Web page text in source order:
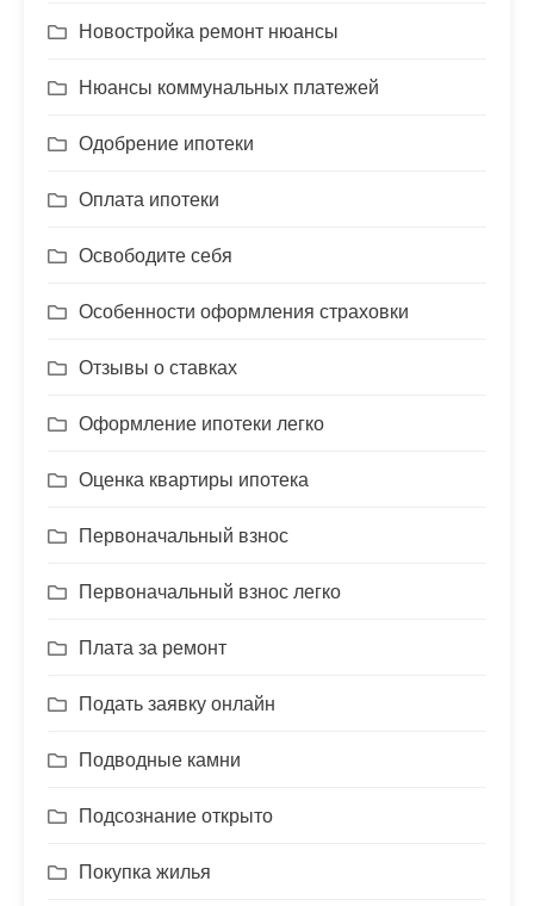
Новостройка ремонт нюансы
Нюансы коммунальных платежей
Одобрение ипотеки
Оплата ипотеки
Освободите себя
Особенности оформления страховки
Отзывы о ставках
Оформление ипотеки легко
Оценка квартиры ипотека
Первоначальный взнос
Первоначальный взнос легко
Плата за ремонт
Подать заявку онлайн
Подводные камни
Подсознание открыто
Покупка жилья